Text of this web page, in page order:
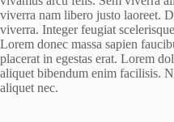
viverra nam libero justo laoreet.
viverra. Integer feugiat
Lorem donec massa sapien
placerat in egestas erat. Lorem
aliquet bibendum enim facilisis.
aliquet nec.